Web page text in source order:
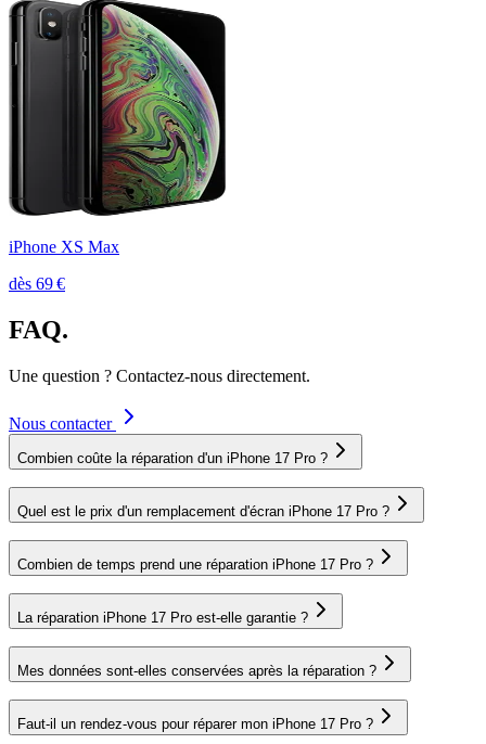
iPhone XS Max
dès 69€
FAQ.
Une question ? Contactez-nous directement.
Nous contacter
Combien coûte la réparation d'un iPhone 17 Pro ?
Quel est le prix d'un remplacement d'écran iPhone 17 Pro ?
Combien de temps prend une réparation iPhone 17 Pro ?
La réparation iPhone 17 Pro est-elle garantie ?
Mes données sont-elles conservées après la réparation ?
Faut-il un rendez-vous pour réparer mon iPhone 17 Pro ?